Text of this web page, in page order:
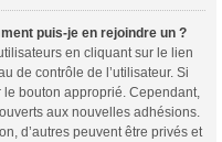
puis-je en rejoindre un ?
en cliquant sur le lien
de contrôle de l’utilisateur. Si
bouton approprié. Cependant,
aux nouvelles adhésions.
d’autres peuvent être privés et